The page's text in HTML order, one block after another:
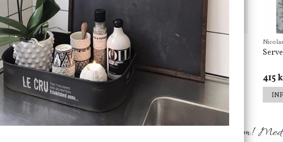
Mushroom vit, Utomhus
KÖP
House Doctor
Skål, Hands marmor
635 kr
KÖP
415
upplevelse och välbefinnande för dig och ditt hem! Med